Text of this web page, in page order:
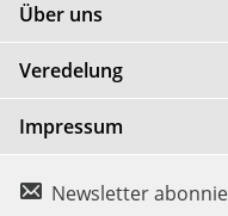
Über uns
Veredelung
Impressum
Newsletter